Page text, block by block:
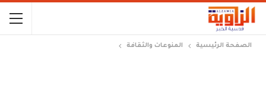
الصفحة الرئيسية المنوعات والثقافة